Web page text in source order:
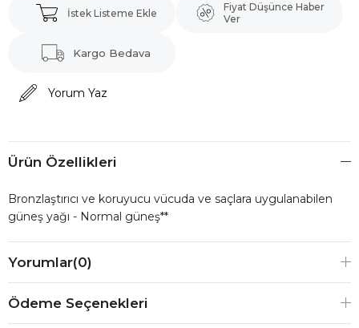
İstek Listeme Ekle
Fiyat Düşünce Haber
Ver
Kargo Bedava
Yorum Yaz
Ürün Özellikleri
Bronzlaştırıcı ve koruyucu vücuda ve saçlara uygulanabilen
güneş yağı - Normal güneş**
Yorumlar(0)
Ödeme Seçenekleri